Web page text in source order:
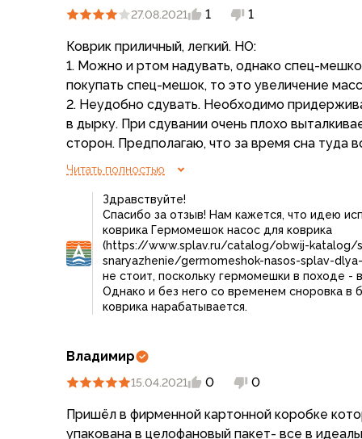
Пуховые спальники
Двухместные спальники
Вкладыши
Компрессионные мешки
Подушки
Коврики
Надувные
Самонадувающиеся
Сидушки
Аксессуары
Рюкзаки
Экспедиционные
Треккинговые
Легкоходные
Городские
Аксессуары
Сумки, кейсы и гермоупаковка
Несессеры, кошельки
Гермоупаковка
27.08.2021 1 1
Коврик приличный, легкий. НО:
1. Можно и ртом надувать, однако спец-
покупать спец-мешок, то это увеличение
2. Неудобно сдувать. Необходимо
в дырку. При сдувании очень плохо
сторон. Предполагаю, что за время сна туда
при быстрой процедуре сдувания и
остается.
Возможные действия: Для надувания
(удобный отрезок трубки) подходящего
было надувать ртом. А если покупать спец-
коврик Nebula, который лучше надувается и
пухлее и тяжелее (720 гр.)
Лежать на Xenium Light так себе
если вес приличный, то предполагаю, что
несколько раз использовать, думать. Может
привыкнуть и не гемморойничать с разными
Читать полностью
Здравствуйте!
Спасибо за отзыв! Нам кажется, что идею
коврика Гермомешок насос для коврика
(https://www.splav.ru/catalog/obwij-katalog/
snaryazhenie/germomeshok-nasos-splav-
не стоит, поскольку гермомешки в походе -
Однако и без него со временем сноровка в
коврика нарабатывается.
Владимир
15.04.2021 0 0
Пришёл в фирменной картонной коробке
упакована в целофановый пакет- все в